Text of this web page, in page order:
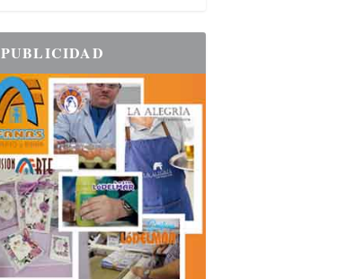
PUBLICIDAD